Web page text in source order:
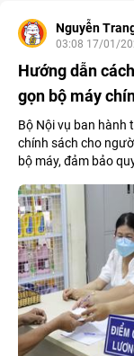
Nguyễn
03:08 17/01/
Hướng dẫn
gọn bộ máy
Bộ Nội vụ ban hành
chính sách cho
bộ máy, đảm bảo